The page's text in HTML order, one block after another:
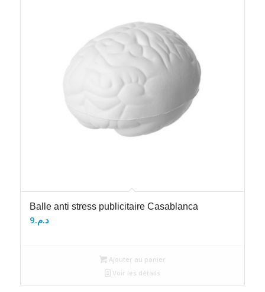
Balle anti stress publicitaire Casablanca
د.م.9
Ajouter au panier
Voir les détails